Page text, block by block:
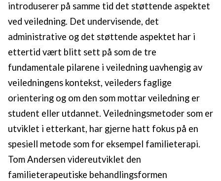
introduserer på samme tid det støttende aspektet
ved veiledning. Det undervisende, det
administrative og det støttende aspektet har i
ettertid vært blitt sett på som de tre
fundamentale pilarene i veiledning uavhengig av
veiledningens kontekst, veileders faglige
orientering og om den som mottar veiledning er
student eller utdannet. Veiledningsmetoder som er
utviklet i etterkant, har gjerne hatt fokus på en
spesiell metode som for eksempel familieterapi.
Tom Andersen videreutviklet den
familieterapeutiske behandlingsformen